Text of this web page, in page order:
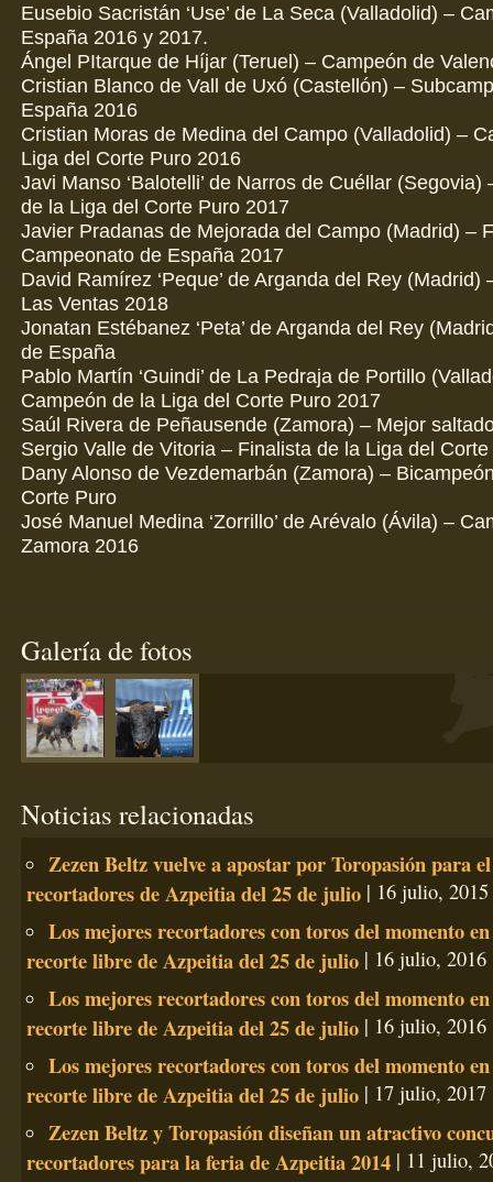
Eusebio Sacristán ‘Use’ de La Seca (Valladolid) –
España 2016 y 2017.
Ángel PItarque de Híjar (Teruel) – Campeón de
Cristian Blanco de Vall de Uxó (Castellón) –
España 2016
Cristian Moras de Medina del Campo (Valladolid) –
Liga del Corte Puro 2016
Javi Manso ‘Balotelli’ de Narros de Cuéllar (Segovia)
de la Liga del Corte Puro 2017
Javier Pradanas de Mejorada del Campo (Madrid) –
Campeonato de España 2017
David Ramírez ‘Peque’ de Arganda del Rey (Madrid)
Las Ventas 2018
Jonatan Estébanez ‘Peta’ de Arganda del Rey
de España
Pablo Martín ‘Guindi’ de La Pedraja de Portillo
Campeón de la Liga del Corte Puro 2017
Saúl Rivera de Peñausende (Zamora) – Mejor
Sergio Valle de Vitoria – Finalista de la Liga del
Dany Alonso de Vezdemarbán (Zamora) –
Corte Puro
José Manuel Medina ‘Zorrillo’ de Arévalo (Ávila) –
Zamora 2016
Galería de fotos
Noticias relacionadas
Zezen Beltz vuelve a apostar por Toropasión para
recortadores de Azpeitia del 25 de julio| 16 julio, 2015
Los mejores recortadores con toros del momento
recorte libre de Azpeitia del 25 de julio| 16 julio, 2016
Los mejores recortadores con toros del momento
recorte libre de Azpeitia del 25 de julio| 16 julio, 2016
Los mejores recortadores con toros del momento
recorte libre de Azpeitia del 25 de julio| 17 julio, 2017
Zezen Beltz y Toropasión diseñan un atractivo
recortadores para la feria de Azpeitia 2014| 11 julio,